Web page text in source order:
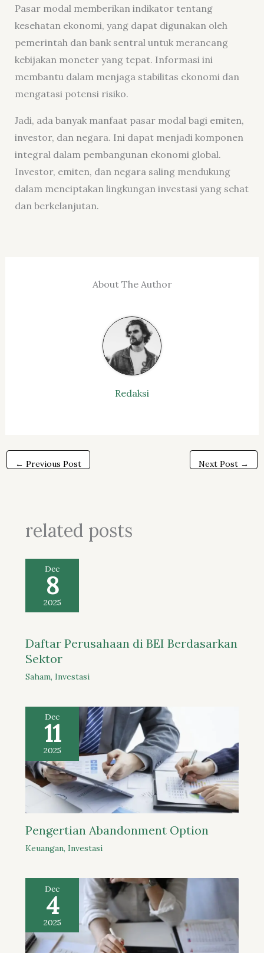
Pasar modal memberikan indikator tentang
kesehatan ekonomi, yang dapat digunakan oleh
pemerintah dan bank sentral untuk merancang
kebijakan moneter yang tepat. Informasi ini
membantu dalam menjaga stabilitas ekonomi dan
mengatasi potensi risiko.
Jadi, ada banyak manfaat pasar modal bagi emiten,
investor, dan negara. Ini dapat menjadi komponen
integral dalam pembangunan ekonomi global.
Investor, emiten, dan negara saling mendukung
dalam menciptakan lingkungan investasi yang sehat
dan berkelanjutan.
About The Author
Redaksi
← Previous Post Next Post →
related posts
Dec
8
2025
Daftar Perusahaan di BEI Berdasarkan
Sektor
Saham, Investasi
Dec
11
2025
Pengertian Abandonment Option
Keuangan, Investasi
Dec
4
2025